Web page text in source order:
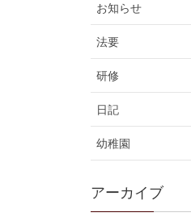
お知らせ
法要
研修
日記
幼稚園
アーカイブ